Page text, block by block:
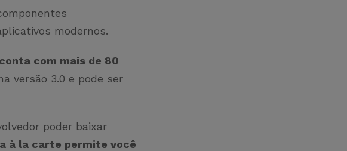
modernos.
com mais de 80
versão 3.0 e pode ser
poder baixar
à la carte permite você